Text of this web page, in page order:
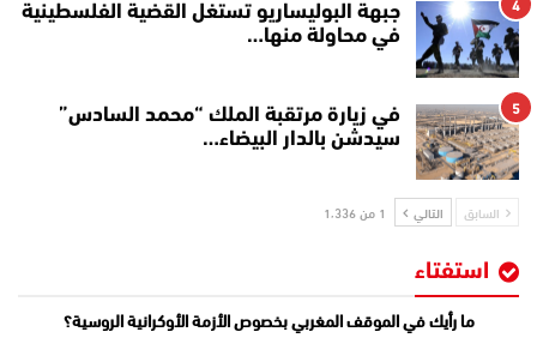
جبهة البوليساريو تستغل القضية الفلسطينية
في محاولة منها…
5
في زيارة مرتقبة الملك “محمد السادس”
سيدشن بالدار البيضاء…
السابق التالي 1 من 1٬336
استفتاء
ما رأيك في الموقف المغربي بخصوص الأزمة الأوكرانية الروسية؟